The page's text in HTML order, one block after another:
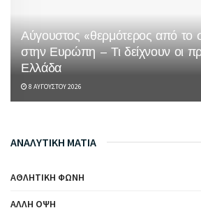
Αύγουστος «θερμότερος από το
στην Ευρώπη – Τι δείχνουν οι
Ελλάδα
8 ΑΥΓΟΎΣΤΟΥ 2026
ΑΝΑΛΥΤΙΚΗ ΜΑΤΙΑ
ΑΘΛΗΤΙΚΉ ΦΩΝΉ
ΆΛΛΗ ΌΨΗ